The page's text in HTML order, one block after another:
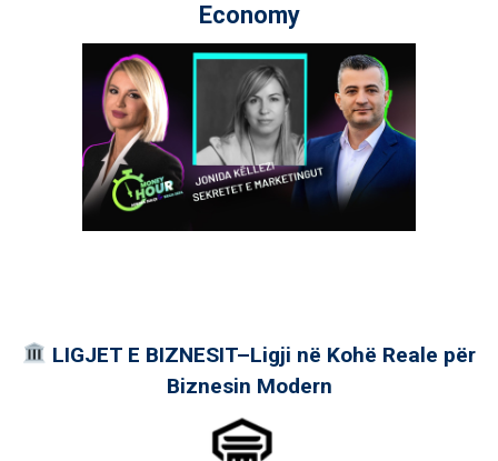
Economy
LIGJET E BIZNESIT–Ligji në Kohë Reale për
Biznesin Modern